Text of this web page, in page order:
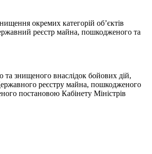
окремих категорій об’єктів
реєстр майна, пошкодженого та
та знищеного внаслідок бойових дій,
реєстру майна, пошкодженого
постановою Кабінету Міністрів